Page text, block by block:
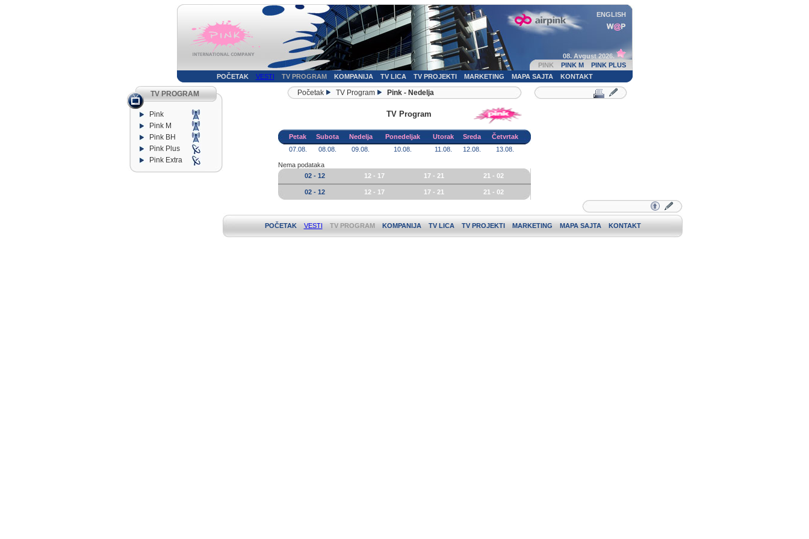
ENGLISH
08. Avgust 2026.
PINK
PINK M
PINK PLUS
POČETAK
VESTI TV PROGRAM KOMPANIJA TV LICA TV PROJEKTI MARKETING MAPA SAJTA KONTAKT
TV PROGRAM
Pink
Pink M
Pink BH
Pink Plus
Pink Extra
Početak TV Program Pink - Nedelja
TV Program
Petak Subota Nedelja Ponedeljak Utorak Sreda
Četvrtak
07.08.
08.08. 09.08. 10.08. 11.08. 12.08. 13.08.
Nema podataka
02 - 12
12 - 17 17 - 21 21 - 02
02 - 12 12 - 17 17 - 21 21 - 02
POČETAK VESTI TV PROGRAM KOMPANIJA TV LICA TV PROJEKTI MARKETING MAPA SAJTA KONTAKT